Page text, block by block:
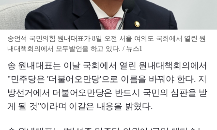
송언석 국민의힘 원내대표가 8일 오전 서울 여의도 국회에서 열린 원
내대책회의에서 모두발언을 하고 있다. / 뉴스1
송 원내대표는 이날 국회에서 열린 원내대책회의에서
"민주당은 '더불어오만당'으로 이름을 바꿔야 한다. 지
방선거에서 더불어오만당은 반드시 국민의 심판을 받
게 될 것"이라며 이같은 내용을 밝혔다.